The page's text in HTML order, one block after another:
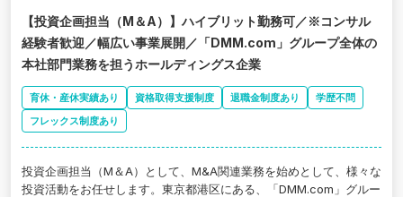
【投資企画担当（M＆A）】ハイブリット勤務可／※コンサル
経験者歓迎／幅広い事業展開／「DMM.com」グループ全体の
本社部門業務を担うホールディングス企業
育休・産休実績あり 資格取得支援制度 退職金制度あり
学歴不問
フレックス制度あり
投資企画担当（M＆A）として、M&A関連業務を始めとして、様々な
投資活動をお任せします。東京都港区にある、「DMM.com」グルー